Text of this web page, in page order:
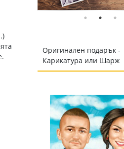
Оригинален подарък -
Карикатура или Шарж